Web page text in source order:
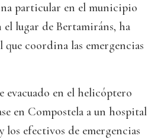
particular en el municipio
el lugar de Bertamiráns, ha
coordina las emergencias
evacuado en el helicóptero
en Compostela a un hospital
los efectivos de emergencias